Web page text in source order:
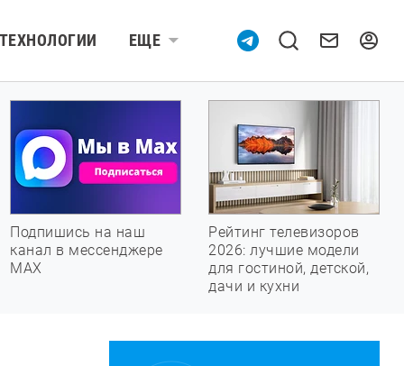
ТЕХНОЛОГИИ ЕЩЕ
Подпишись на наш
канал в мессенджере
МАХ
Рейтинг телевизоров
2026: лучшие модели
для гостиной, детской,
дачи и кухни